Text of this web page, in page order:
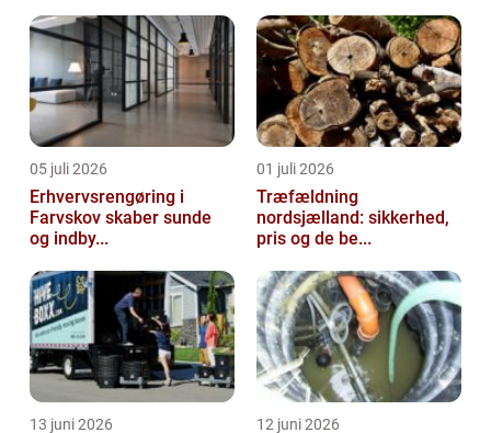
05 juli 2026
Erhvervsrengøring i
Farvskov skaber sunde
og indby...
01 juli 2026
Træfældning
nordsjælland: sikkerhed,
pris og de be...
13 juni 2026 12 juni 2026